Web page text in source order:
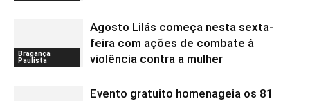
Bragança
Paulista
Agosto Lilás começa nesta sexta-
feira com ações de combate à
violência contra a mulher
Evento gratuito homenageia os 81